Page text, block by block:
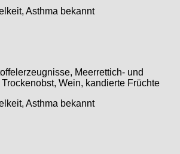
Asthma bekannt
Meerrettich- und
Wein, kandierte Früchte
Asthma bekannt